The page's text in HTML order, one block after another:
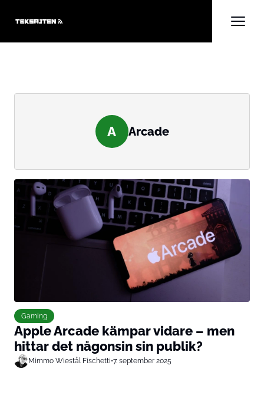
A Arcade
Gaming
Apple Arcade kämpar vidare – men
hittar det någonsin sin publik?
Mimmo Wiestål Fischetti•7. september 2025